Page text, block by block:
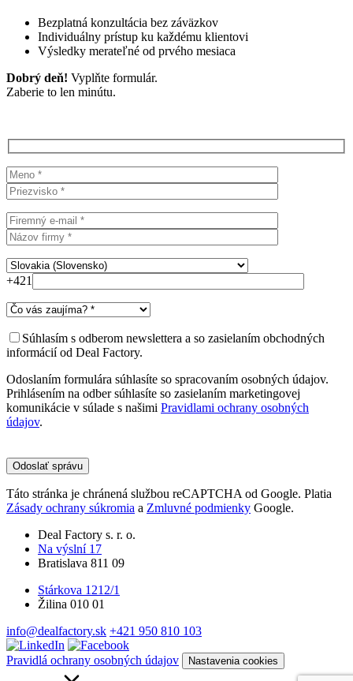
Bezplatná konzultácia bez záväzkov
Individuálny prístup ku každému klientovi
Výsledky merateľné od prvého mesiaca
Dobrý deň! Vyplňte formulár.
Zaberie to len minútu.
+421
Súhlasím s odberom newslettera a so zasielaním obchodných
informácií od Deal Factory.
Odoslaním formulára súhlasíte so spracovaním osobných údajov.
Prihlásením na odber súhlasíte so zasielaním marketingovej
komunikácie v súlade s našimi Pravidlami ochrany osobných
údajov.
leave
this
field
empty.
Táto stránka je chránená službou reCAPTCHA od Google. Platia
Zásady ochrany súkromia a Zmluvné podmienky Google.
Deal Factory s. r. o.
Na výslní 17
Bratislava 811 09
Stárkova 1212/1
Žilina 010 01
info@dealfactory.sk +421 950 810 103
Pravidlá ochrany osobných údajov Nastavenia cookies